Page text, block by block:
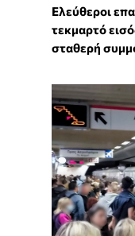
Ελεύθεροι
τεκμαρτό
σταθερή